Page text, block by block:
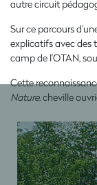
autre circuit
Sur ce parcours
explicatifs avec des
camp de l’OTAN,
Cette
Nature, cheville